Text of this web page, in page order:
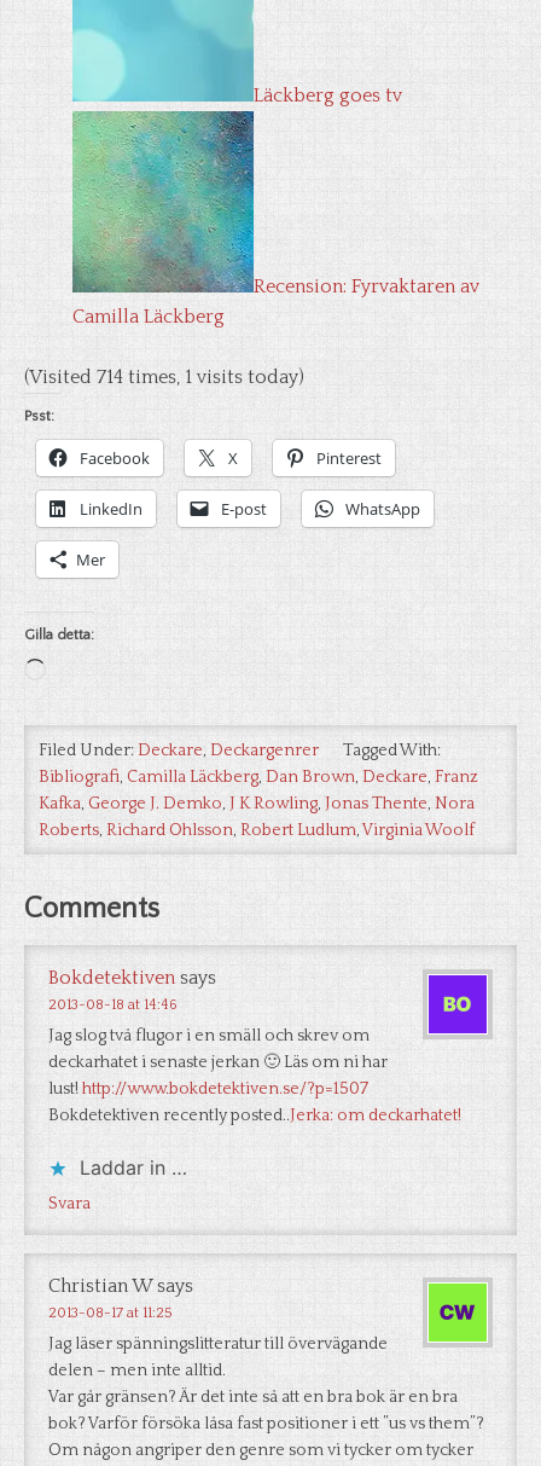
Läckberg goes tv
Recension: Fyrvaktaren av
Camilla Läckberg
(Visited 714 times, 1 visits today)
Psst:
Facebook X Pinterest
LinkedIn E-post WhatsApp
Mer
Gilla detta:
…
Filed Under:Deckare, Deckargenrer
Tagged With:
Bibliografi, Camilla Läckberg, Dan Brown, Deckare, Franz
Kafka, George J. Demko, J K Rowling, Jonas Thente, Nora
Roberts, Richard Ohlsson, Robert Ludlum,Virginia Woolf
Comments
Bokdetektiven says
2013-08-18 at 14:46
Jag slog två flugor i en smäll och skrev om
deckarhatet i senaste jerkan 🙂 Läs om ni har
lust!http://www.bokdetektiven.se/?p=1507
Bokdetektiven recently posted..Jerka: om deckarhatet!
Laddar in …
Svara
Christian W says
2013-08-17 at 11:25
Jag läser spänningslitteratur till övervägande
delen – men inte alltid.
Var går gränsen? Är det inte så att en bra bok är en bra
bok? Varför försöka låsa fast positioner i ett ”us vs them”?
Om någon angriper den genre som vi tycker om tycker